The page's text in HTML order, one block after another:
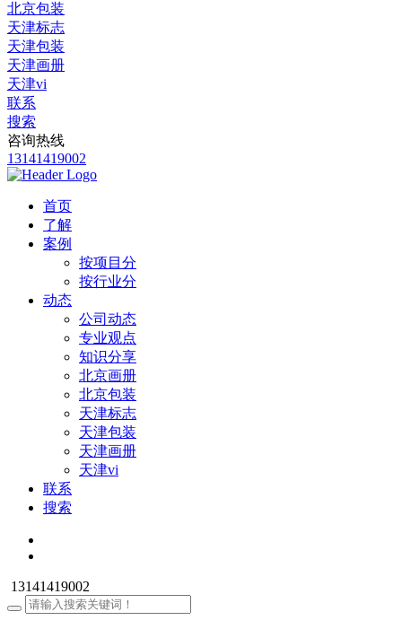
北京包装
天津标志
天津包装
天津画册
天津vi
联系
搜索
咨询热线
13141419002
首页
了解
案例
按项目分
按行业分
动态
公司动态
专业观点
知识分享
北京画册
北京包装
天津标志
天津包装
天津画册
天津vi
联系
搜索
13141419002